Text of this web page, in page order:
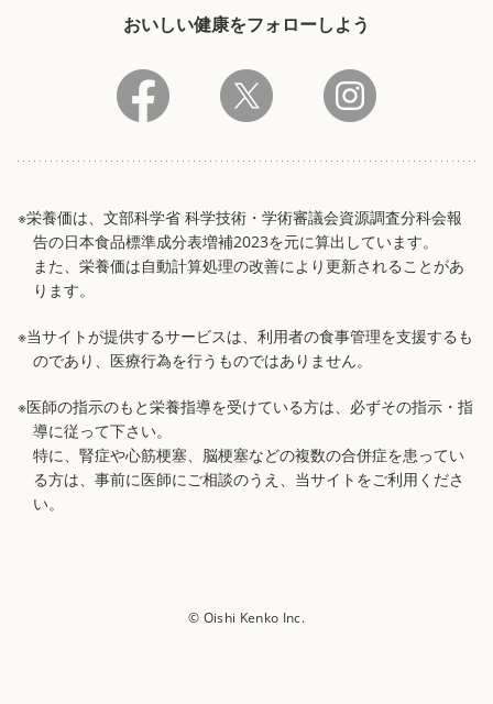
おいしい健康をフォローしよう
※栄養価は、文部科学省 科学技術・学術審議会資源調査分科会報
告の日本食品標準成分表増補2023を元に算出しています。
また、栄養価は自動計算処理の改善により更新されることがあ
ります。
※当サイトが提供するサービスは、利用者の食事管理を支援するも
のであり、医療行為を行うものではありません。
※医師の指示のもと栄養指導を受けている方は、必ずその指示・指
導に従って下さい。
特に、腎症や心筋梗塞、脳梗塞などの複数の合併症を患ってい
る方は、事前に医師にご相談のうえ、当サイトをご利用くださ
い。
© Oishi Kenko Inc.